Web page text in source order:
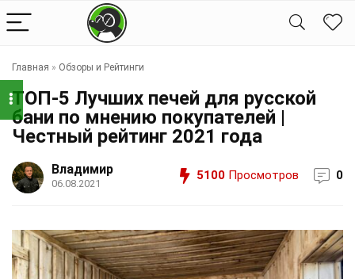
Главная » Обзоры и Рейтинги
ТОП-5 Лучших печей для русской
бани по мнению покупателей |
Честный рейтинг 2021 года
Владимир
06.08.2021
5100 Просмотров 0